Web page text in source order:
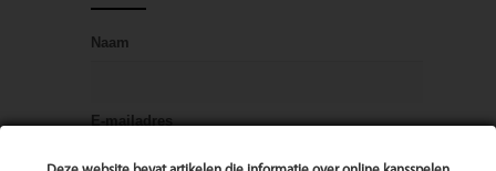
Naam
E-mailadres